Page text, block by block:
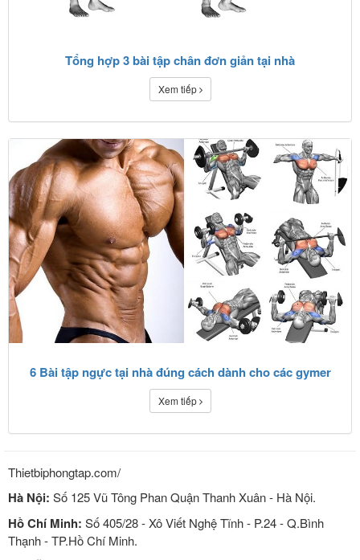
Tổng hợp 3 bài tập chân đơn giản tại nhà
Xem tiếp
6 Bài tập ngực tại nhà đúng cách dành cho các gymer
Xem tiếp
Thietbiphongtap.com/
Hà Nội: Số 125 Vũ Tông Phan Quận Thanh Xuân - Hà Nội.
Hồ Chí Minh: Số 405/28 - Xô Viết Nghệ Tĩnh - P.24 - Q.Bình
Thạnh - TP.Hồ Chí Minh.